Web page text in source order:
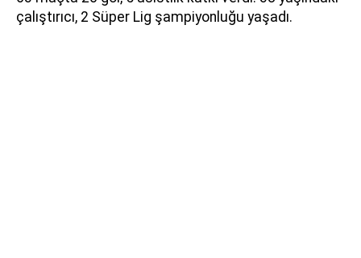
çalıştırıcı, 2 Süper Lig şampiyonluğu yaşadı.